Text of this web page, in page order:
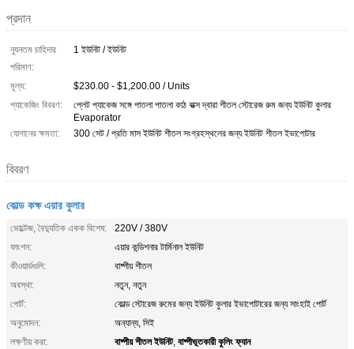
প্রদান
ন্যূনতম চাহিদার
পরিমাণ:
1 ইউনিট / ইউনিট
মূল্য:
$230.00 - $1,200.00 / Units
প্যাকেজিং বিবরণ:
প্লেট প্যাকেজ সঙ্গে পাতলা পাতলা কাঠ বাক্স দ্বারা শীতল স্টোরেজ রুম জন্য ইউনিট কুলার
Evaporator
যোগানের ক্ষমতা:
300 সেট / প্রতি মাস ইউনিট শীতল সংগ্রহস্থলের জন্য ইউনিট শীতল ইভাপোটার
বিবরণ
কোল্ড কক্ষ এয়ার কুলার
ভোল্টেজ, বৈদ্যুতিক একক বিশেষ:
220V / 380V
ফাংশন:
এয়ার কন্ডিশনার টার্মিনাল ইউনিট
কীওয়ার্ডগুলি:
বাষ্পীয় শীতল
অবস্থা:
নতুন, নতুন
পোর্ট:
কোল্ড স্টোরেজ রুমের জন্য ইউনিট কুলার ইভাপোটারের জন্য সাংহাই পোর্ট
অনুমোদন:
অন্যান্য, সিই
লক্ষণীয় করা:
বাষ্পীয় শীতল ইউনিট, বাষ্পীভূতকারী কুলিং ফ্যান